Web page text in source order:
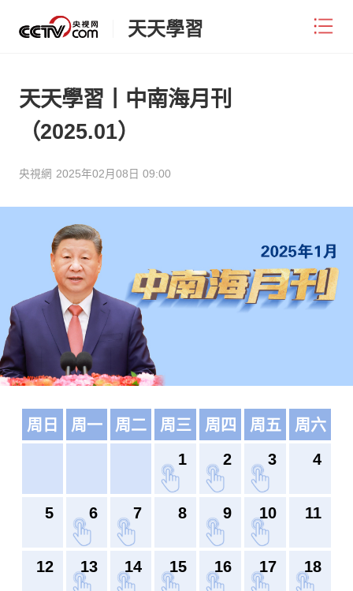
天天學習
天天學習丨中南海月刊
（2025.01）
央視網 2025年02月08日 09:00
周日 周一 周二 周三 周四 周五
周六
1
2 3 4
5 6 7 8 9 10 11
12 13 14 15 16 17 18